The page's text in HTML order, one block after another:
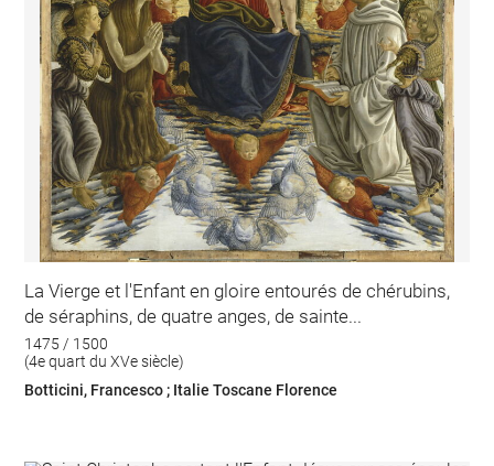
La Vierge et l'Enfant en gloire entourés de chérubins,
de séraphins, de quatre anges, de sainte...
1475 / 1500
(4e quart du XVe siècle)
Botticini, Francesco ; Italie Toscane Florence